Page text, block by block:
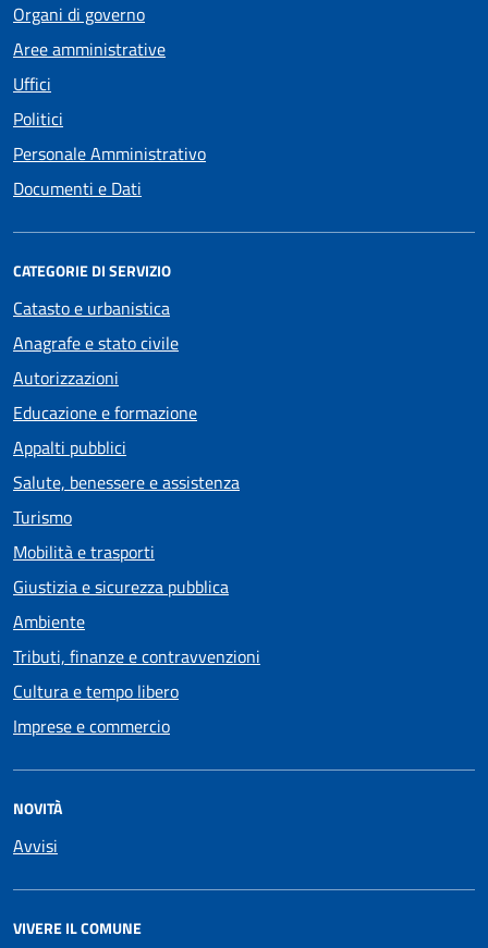
Organi di governo
Aree amministrative
Uffici
Politici
Personale Amministrativo
Documenti e Dati
CATEGORIE DI SERVIZIO
Catasto e urbanistica
Anagrafe e stato civile
Autorizzazioni
Educazione e formazione
Appalti pubblici
Salute, benessere e assistenza
Turismo
Mobilità e trasporti
Giustizia e sicurezza pubblica
Ambiente
Tributi, finanze e contravvenzioni
Cultura e tempo libero
Imprese e commercio
NOVITÀ
Avvisi
VIVERE IL COMUNE